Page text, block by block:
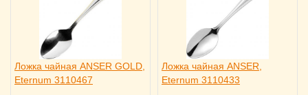
Ложка чайная ANSER GOLD,
Eternum 3110467
Ложка чайная ANSER,
Eternum 3110433